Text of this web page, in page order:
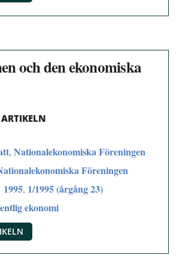
och den ekonomiska
,Nationalekonomiska Föreningen
Föreningen
1995, 1/1995 (årgång 23)
ekonomi